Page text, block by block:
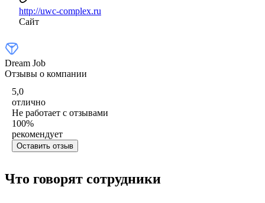
http://uwc-complex.ru
Сайт
Dream Job
Отзывы о компании
5,0
отлично
Не работает с отзывами
100%
рекомендует
Оставить отзыв
Что говорят сотрудники